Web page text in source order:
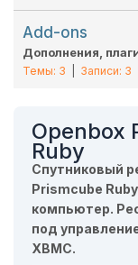
Add-ons
Дополнения,
Темы: 3 Записи: 3
Openbox
Ruby
Спутниковый
Prismcube
компьютер.
под
XBMC.